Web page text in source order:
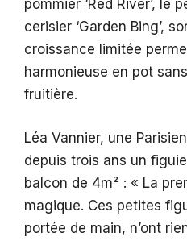
pommier ‘Red River’, le
cerisier ‘Garden Bing’,
croissance limitée
harmonieuse en pot
fruitière.
Léa Vannier, une
depuis trois ans un
balcon de 4m² : « La
magique. Ces petites
portée de main, n’ont